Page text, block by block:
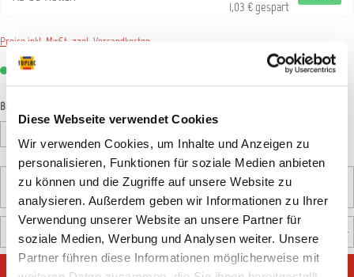
Diese Webseite verwendet Cookies
Wir verwenden Cookies, um Inhalte und Anzeigen zu
personalisieren, Funktionen für soziale Medien anbieten
zu können und die Zugriffe auf unsere Website zu
analysieren. Außerdem geben wir Informationen zu Ihrer
Verwendung unserer Website an unsere Partner für
soziale Medien, Werbung und Analysen weiter. Unsere
Partner führen diese Informationen möglicherweise mit
1,03 € gespart
Preise inkl. MwSt. zzgl. Versandkosten
Sofort verfügbar, Lieferzeit: 1-3 Tage
Breite
Summe:6,55 €* Ersparnis:0,35 €*
Produkt Anzahl: Gib den gewünschten Wert ein oder
Rolle
IN DEN WARENKORB